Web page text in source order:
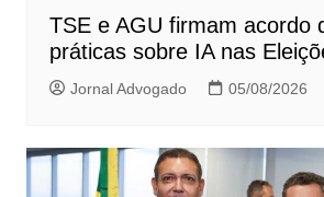
TSE e AGU firmam acordo
práticas sobre IA nas
Jornal Advogado 05/08/2026